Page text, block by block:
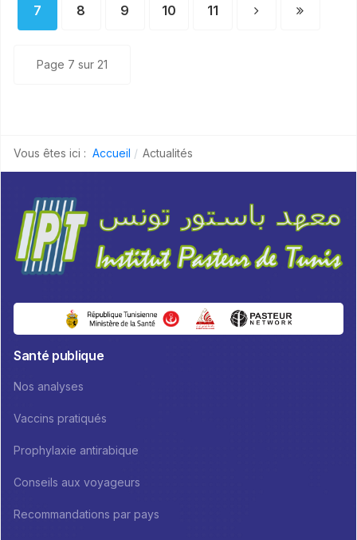
Page 7 sur 21
7 8 9 10 11
Vous êtes ici : Accueil Actualités
Santé publique
Nos analyses
Vaccins pratiqués
Prophylaxie antirabique
Conseils aux voyageurs
Recommandations par pays